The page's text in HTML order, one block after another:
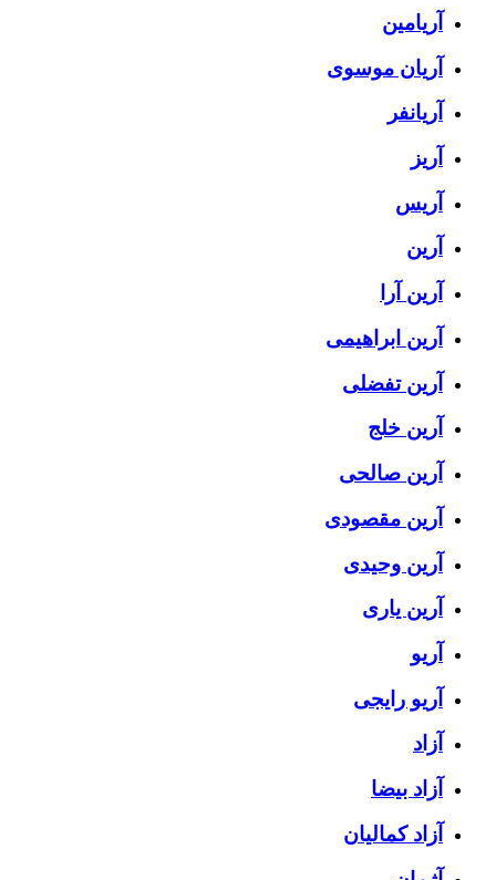
آریامین
آریان موسوی
آریانفر
آریز
آریس
آرین
آرین آرا
آرین ابراهیمی
آرین تفضلی
آرین خلج
آرین صالحی
آرین مقصودی
آرین وحیدی
آرین یاری
آریو
آریو رایجی
آزاد
آزاد بیضا
آزاد کمالیان